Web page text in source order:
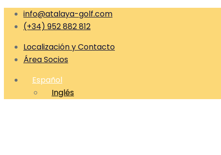
info@atalaya-golf.com
(+34) 952 882 812
Localización y Contacto
Área Socios
Español
Inglés